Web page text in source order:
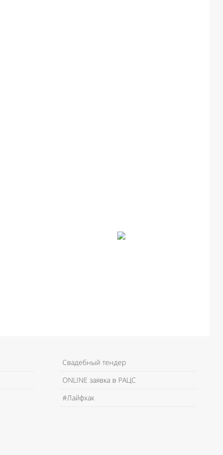
Свадебный тендер
ONLINE заявка в РАЦС
#Лайфхак